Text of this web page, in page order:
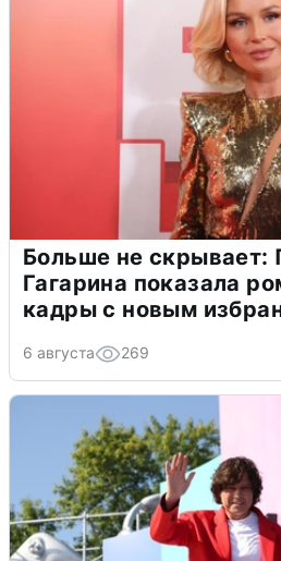
Больше не скрывает:
Гагарина показала
кадры с новым
6 августа 269